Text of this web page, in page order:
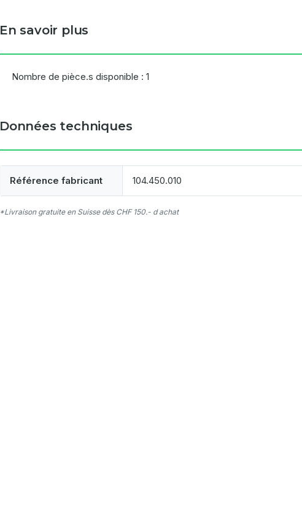
En savoir plus
Nombre de pièce.s disponible : 1
Données techniques
Référence fabricant 104.450.010
*Livraison gratuite en Suisse dès CHF 150.- d achat